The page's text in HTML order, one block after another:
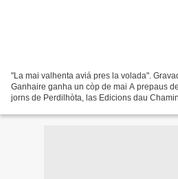
"La mai valhenta aviá pres la volada".
Ganhaire ganha un còp de mai A prepaus
jorns de Perdilhòta, las Edicions dau